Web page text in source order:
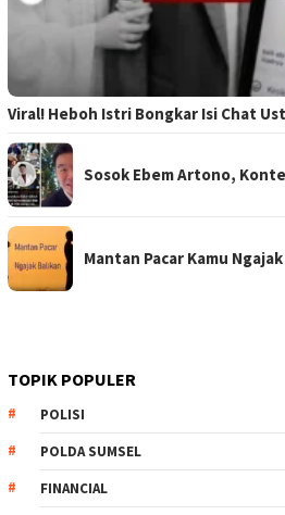
Viral! Heboh Istri Bongkar Isi Chat
Sosok Ebem Artono,
Mantan Pacar Kamu
TOPIK POPULER
POLISI
POLDA SUMSEL
FINANCIAL